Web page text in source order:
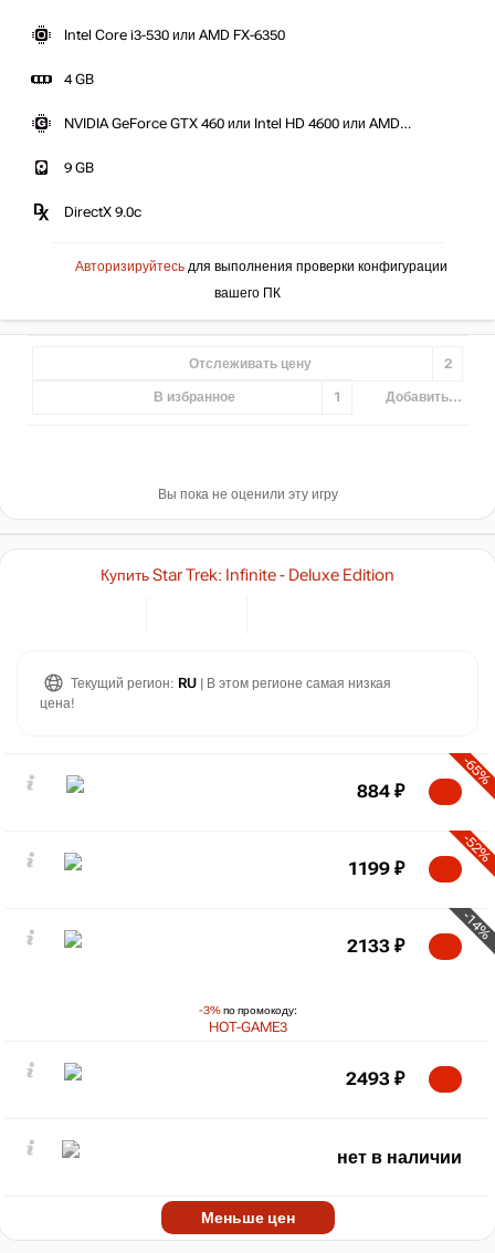
Intel Core i3-530 или AMD FX-6350
4 GB
NVIDIA GeForce GTX 460 или Intel HD 4600 или AMD
9 GB
DirectX 9.0c
Авторизируйтесь для выполнения проверки конфигурации
вашего ПК
Отслеживать цену 2
В избранное 1 Добавить...
Вы пока не оценили эту игру
Купить Star Trek: Infinite - Deluxe Edition
Текущий регион: RU | В этом регионе самая низкая
цена!
-65%
884 ₽
-52%
1199 ₽
-3%по промокоду:
HOT-GAME3
-14%
2133 ₽
2493 ₽
нет в наличии
Меньше цен